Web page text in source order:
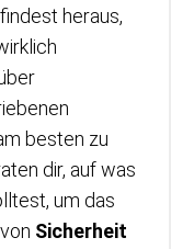
heraus,
besten zu
dir, auf was
um das
Sicherheit